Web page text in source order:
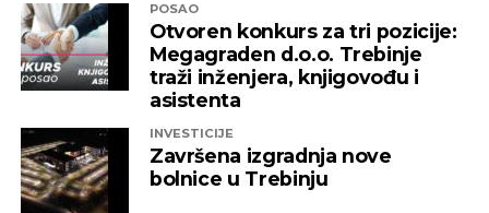
pronaći adekvatniji odgovor koji ne bi uključivao
ozbiljnije rezove u samoj kompaniji.
Podsjetimo, 18. juna ove godine američka
uvela je sankcije nizu kompanija koje “čine mrežu
podrške predsjedniku Republike Srpske Miloradu
Dodiku”, a “Infinity International” se našao među
POSAO
Otvoren konkurs za tri pozicije:
Megagraden d.o.o. Trebinje
traži inženjera, knjigovođu i
asistenta
INVESTICIJE
Završena izgradnja nove
bolnice u Trebinju